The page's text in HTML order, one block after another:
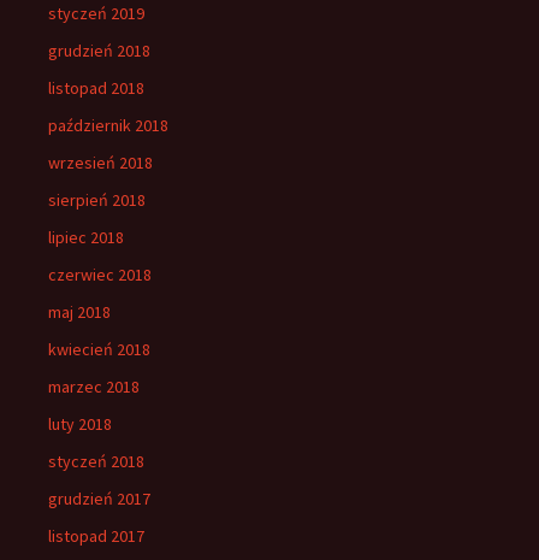
styczeń 2019
grudzień 2018
listopad 2018
październik 2018
wrzesień 2018
sierpień 2018
lipiec 2018
czerwiec 2018
maj 2018
kwiecień 2018
marzec 2018
luty 2018
styczeń 2018
grudzień 2017
listopad 2017